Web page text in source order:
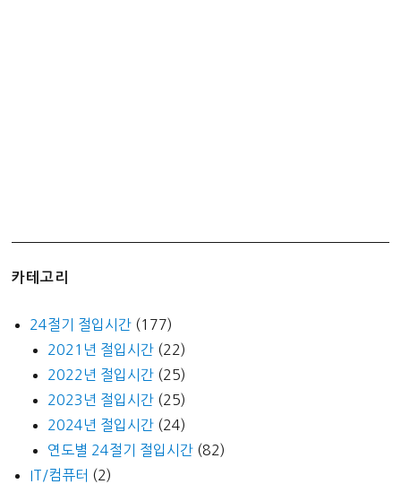
堂
카테고리
24절기 절입시간 (177)
2021년 절입시간 (22)
2022년 절입시간 (25)
2023년 절입시간 (25)
2024년 절입시간 (24)
연도별 24절기 절입시간 (82)
IT/컴퓨터 (2)